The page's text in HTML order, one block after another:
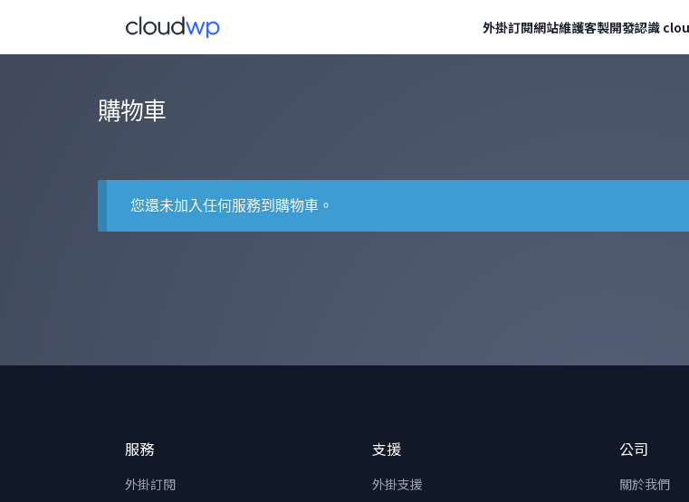
主
外掛訂閱網站維護客製開發認識
購物車
您還未加入任何服務到購物車。
服務
外掛訂閱
支援
外掛支援
公司
關於我們